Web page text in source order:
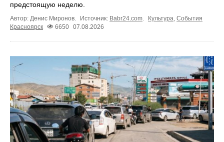
предстоящую неделю.
Автор: Денис Миронов. Источник: Babr24.com. Культура, События
Красноярск
6650 07.08.2026